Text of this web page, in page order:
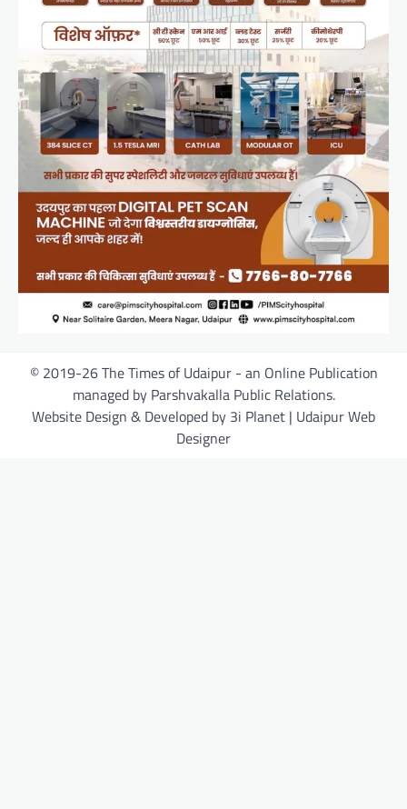
© 2019-26 The Times of Udaipur - an Online Publication
managed by Parshvakalla Public Relations.
Website Design & Developed by 3i Planet | Udaipur Web
Designer